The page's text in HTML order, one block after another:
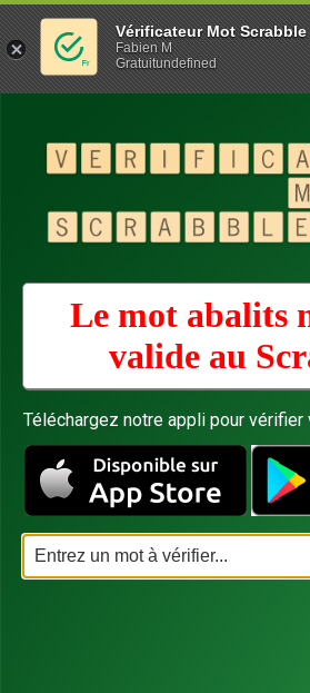
Le mot abalits
valide au
Téléchargez notre appli pour
Vérificateur Mot Scrabble
Fabien M
Gratuitundefined